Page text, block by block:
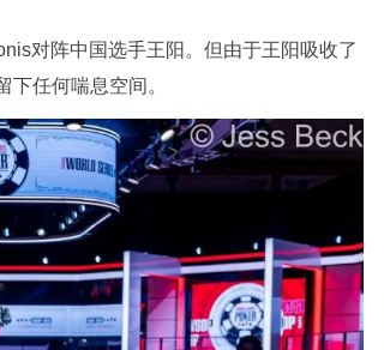
对阵中国选手王阳。但由于王阳吸收了
任何喘息空间。